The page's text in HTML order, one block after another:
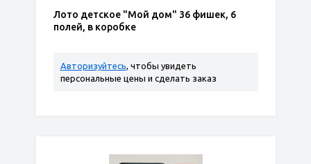
Лото детское "Мой дом" 36 фишек, 6
полей, в коробке
Авторизуйтесь, чтобы увидеть
персональные цены и сделать заказ